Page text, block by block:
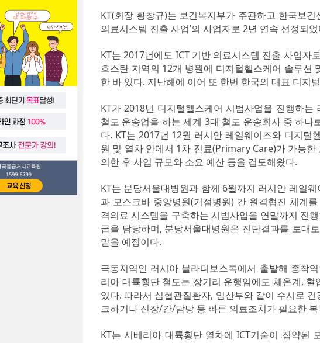
KT(회장 황창규)는 보건복지부가 주관하고 한국보
의료시스템 진출 사업’의 사업자로 2년 연속 선정되
KT는 2017년에도 ICT 기반 의료시스템 진출 사업자
흐스탄 지역의 12개 병원에 디지털헬스케어 솔루션
한 바 있다. 지난해에 이어 또 한번 한국의 대표 디지
KT가 2018년 디지털헬스케어 시범사업을 진행하
철도 운송업을 하는 세계 3대 철도 운송회사 중 하
다. KT는 2017년 12월 러시안 레일웨이즈와 디지털
원 및 열차 안에서 1차 진료(Primary Care)가 가능
의한 후 사업 규모와 소요 예산 등을 검토해왔다.
KT는 분당서울대병원과 함께 6월까지 러시안 레일
과 모스크바 중앙병원(거점병원) 간 원격협진 체계
격의료 시스템을 구축하는 시범사업을 연말까지 진
급을 담당하며, 분당서울대병원은 진단결과를 토대
맡을 예정이다.
극동지역인 러시아 블라디보스톡에서 출발해 종착
리아 대륙횡단 철도는 장거리 운행임에도 체온계,
있다. 따라서 심혈관질환자, 임산부와 같이 수시로
크하거나 신장/간/담낭 등 빠른 의료조치가 필요한
KT는 시베리아 대륙횡단 열차에 ICT기술이 집약된